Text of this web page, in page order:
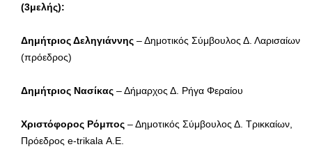
(3μελής):
Δημήτριος Δεληγιάννης – Δημοτικός Σύμβουλος Δ. Λαρισαίων
(πρόεδρος)
Δημήτριος Νασίκας – Δήμαρχος Δ. Ρήγα Φεραίου
Χριστόφορος Ρόμπος – Δημοτικός Σύμβουλος Δ. Τρικκαίων,
Πρόεδρος e-trikala Α.Ε.